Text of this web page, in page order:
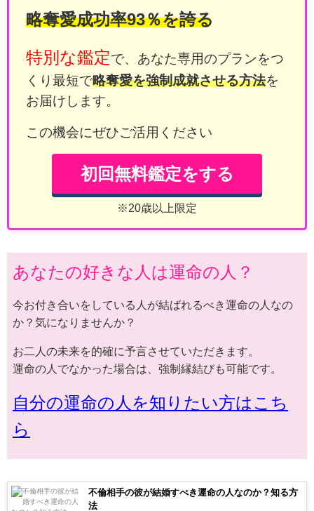
略奪愛成功率93％を誇る
特別な鑑定で、あなた専用のプランをつ
くり最短で略奪愛を強制成就させる方法を
お届けします。
この機会にぜひご活用ください
初回無料鑑定をする
※20歳以上限定
あなたの好きな人は運命の人？
今お付き合いをしている人が結ばれるべき運命の人なの
か？気になりませんか？
お二人の未来を的確に予言させていただきます。
運命の人でなかった場合は、強制縁結びも可能です。
自分の運命の人を知りたい方はこち
ら
不倫相手の彼が結婚すべき運命の人なのか？知る方
法